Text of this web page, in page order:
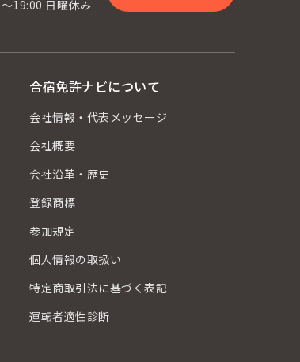
19:00 日曜休み
合宿免許ナビについて
会社情報・代表メッセージ
会社概要
会社沿革・歴史
登録商標
参加規定
個人情報の取扱い
特定商取引法に基づく表記
運転者適性診断